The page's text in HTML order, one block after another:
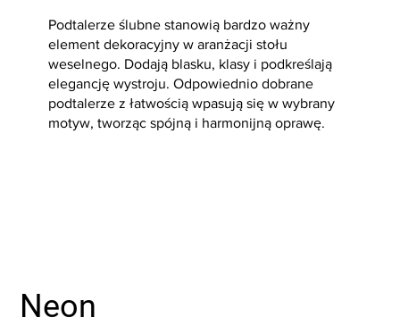
Podtalerze ślubne stanowią bardzo ważny
element dekoracyjny w aranżacji stołu
weselnego. Dodają blasku, klasy i podkreślają
elegancję wystroju. Odpowiednio dobrane
podtalerze z łatwością wpasują się w wybrany
motyw, tworząc spójną i harmonijną oprawę.
Neon